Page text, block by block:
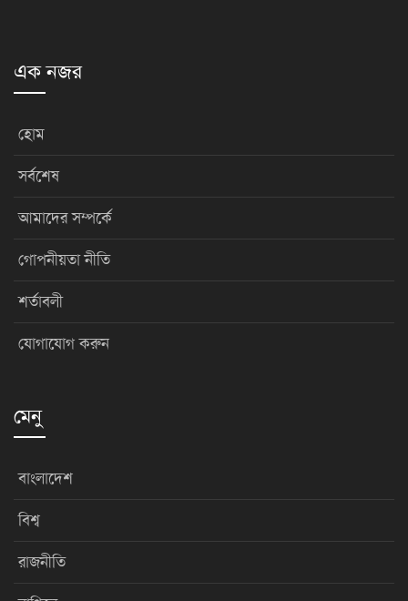
এক নজর
হোম
সর্বশেষ
আমাদের সম্পর্কে
গোপনীয়তা নীতি
শর্তাবলী
যোগাযোগ করুন
মেনু
বাংলাদেশ
বিশ্ব
রাজনীতি